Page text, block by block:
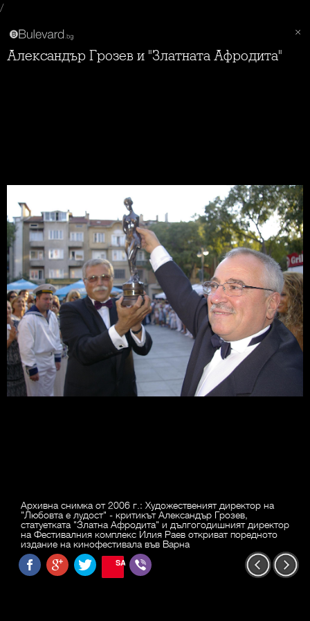
/
Александър Грозев и "Златната Афродита"
Архивна снимка от 2006 г.: Художественият директор на
"Любовта е лудост" - критикът Александър Грозев,
статуетката "Златна Афродита" и дългогодишният директор
на Фестивалния комплекс Илия Раев откриват поредното
издание на кинофестивала във Варна
SAVE